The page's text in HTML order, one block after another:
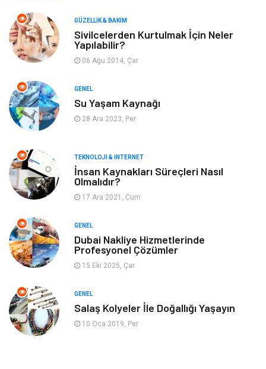
Makine
Giyim
Yeme & İçme
Keyif & Hobi Organizasyon
Gayrimenkul Spor
Finans& Ekonomi Anne & Çocuk
Genel Kültür
Ev İşleri
Mobilya
Astroloji
GÜZELLIK & BAKIM
Sivilcelerden Kurtulmak İçin Neler
Yapılabilir?
06 Ağu 2014, Çar
GENEL
Su Yaşam Kaynağı
28 Ara 2023, Per
TEKNOLOJI & İNTERNET
İnsan Kaynakları Süreçleri Nasıl
Olmalıdır?
17 Ara 2021, Cum
GENEL
Dubai Nakliye Hizmetlerinde
Profesyonel Çözümler
15 Eki 2025, Çar
GENEL
Salaş Kolyeler İle Doğallığı Yaşayın
10 Oca 2019, Per